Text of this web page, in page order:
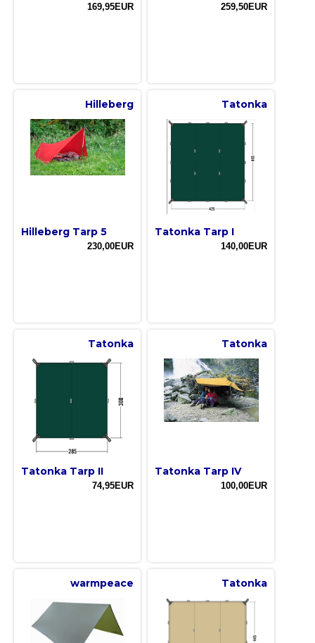
169,95EUR 259,50EUR
Hilleberg
Hilleberg Tarp 5
230,00EUR
Tatonka
Tatonka Tarp I
140,00EUR
Tatonka
Tatonka Tarp II
74,95EUR
Tatonka
Tatonka Tarp IV
100,00EUR
warmpeace Tatonka